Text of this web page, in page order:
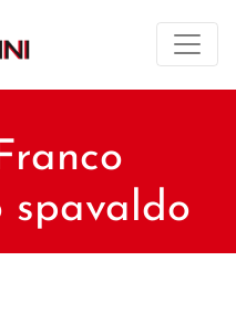
spavaldo